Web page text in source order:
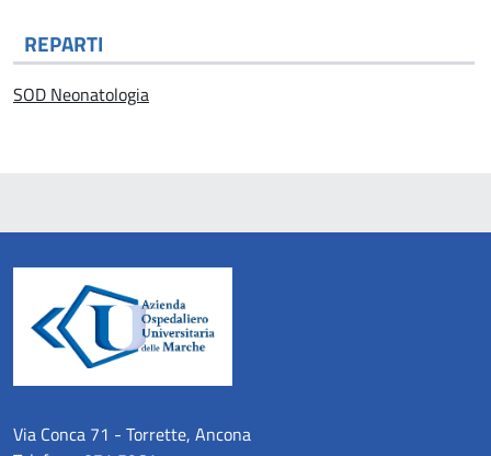
REPARTI
SOD Neonatologia
Via Conca 71 - Torrette, Ancona